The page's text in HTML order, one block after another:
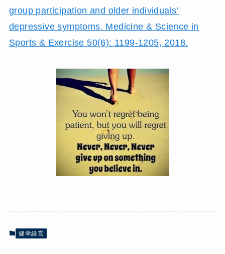
group participation and older individuals’
depressive symptoms. Medicine & Science in
Sports & Exercise 50(6): 1199-1205, 2018.
健幸経営